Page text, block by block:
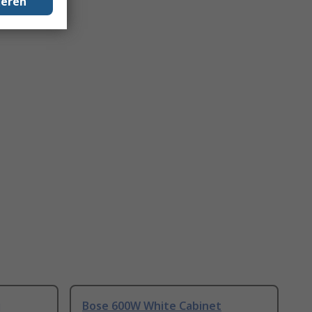
Bose 600W White Cabinet